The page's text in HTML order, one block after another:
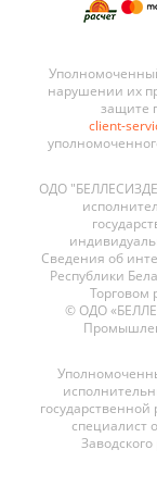
нарушении их
защите
client-
ОДО
Сведения об
Республики
Торговом
© ОДО
специалист